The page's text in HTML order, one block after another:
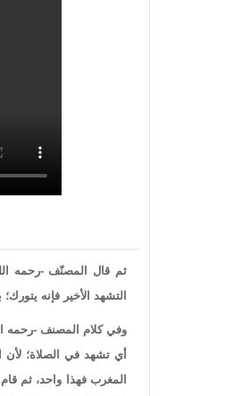
ثم قال المصنّف -رحمه
التشهد الأخير فإنه
وفي كلام المصنف -رحمه
أي تشهد في الصلاة؛
المغرب فهذا واحد، ثم قام